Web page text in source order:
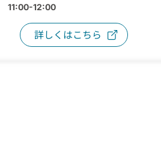
11:00-12:00
詳しくはこちら